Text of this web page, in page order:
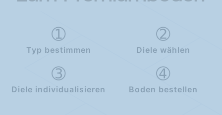
Typ bestimmen Diele wählen
Diele individualisieren Boden bestellen